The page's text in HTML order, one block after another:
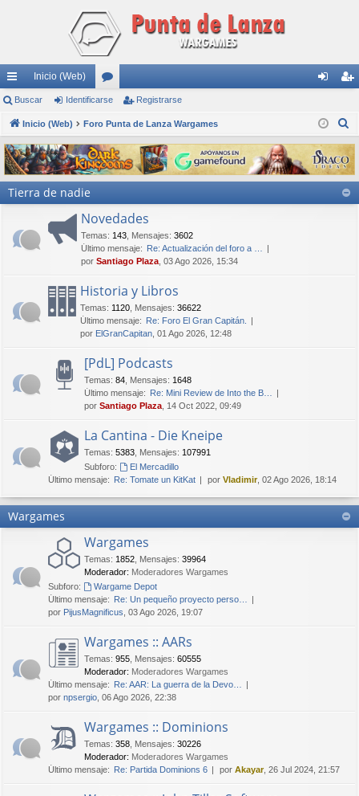
nl
ac
es
rá
pi
Inicio (Web)
or
os nti
fic
ar
ist
ra
rs
e
Buscar Identificarse Registrarse
Inicio (Web) Foro Punta de Lanza Wargames
s
c
Tierra de nadie
Novedades
Temas: 143 Mensajes: 3602
Último mensaje: Re: Actualización del foro a …
por Santiago Plaza , 03 Ago 2026, 15:34
Historia y Libros
Temas: 1120 Mensajes: 36622
Último mensaje: Re: Foro El Gran Capitán.
por ElGranCapitan , 01 Ago 2026, 12:48
[PdL] Podcasts
Temas: 84 Mensajes: 1648
Último mensaje: Re: Mini Review de Into the B…
por Santiago Plaza , 14 Oct 2022, 09:49
La Cantina - Die Kneipe
Temas: 5383 Mensajes: 107991
Subforo:
El Mercadillo
Último mensaje: Re: Tomate un KitKat por Vladimir, 02 Ago 2026, 18:14
Wargames
Wargames
Temas: 1852 Mensajes: 39964
Moderador: Moderadores Wargames
Subforo:
Wargame Depot
Último mensaje: Re: Un pequeño proyecto perso…
por PijusMagnificus , 03 Ago 2026, 19:07
Wargames :: AARs
Temas: 955 Mensajes: 60555
Moderador: Moderadores Wargames
Último mensaje: Re: AAR: La guerra de la Devo…
por npsergio , 06 Ago 2026, 22:38
Wargames :: Dominions
Temas: 358 Mensajes: 30226
Moderador: Moderadores Wargames
Último mensaje: Re: Partida Dominions 6 por Akayar, 26 Jul 2024, 21:57